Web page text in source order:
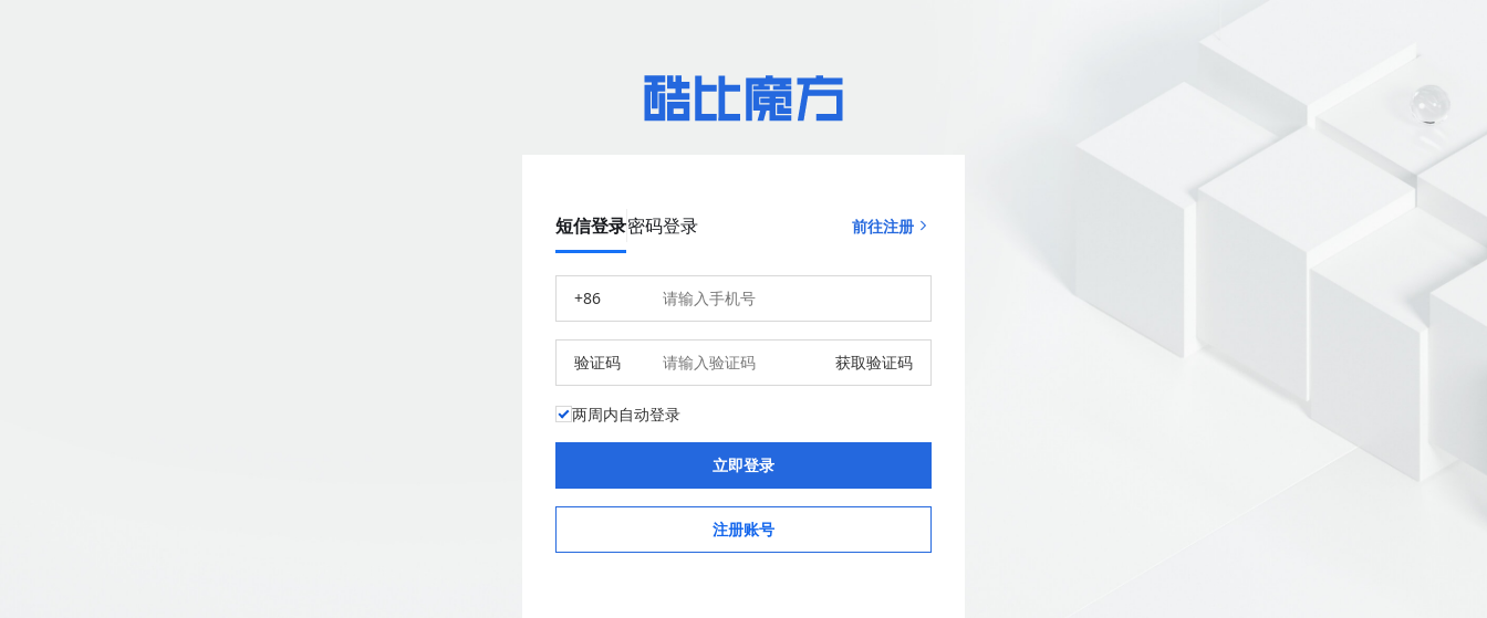
短信登录密码登录 前往注册
+86
验证码 获取验证码
两周内自动登录
注册账号